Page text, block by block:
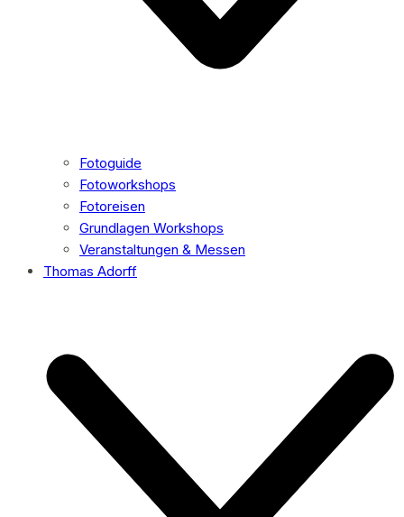
Fotoguide
Fotoworkshops
Fotoreisen
Grundlagen Workshops
Veranstaltungen & Messen
Thomas Adorff